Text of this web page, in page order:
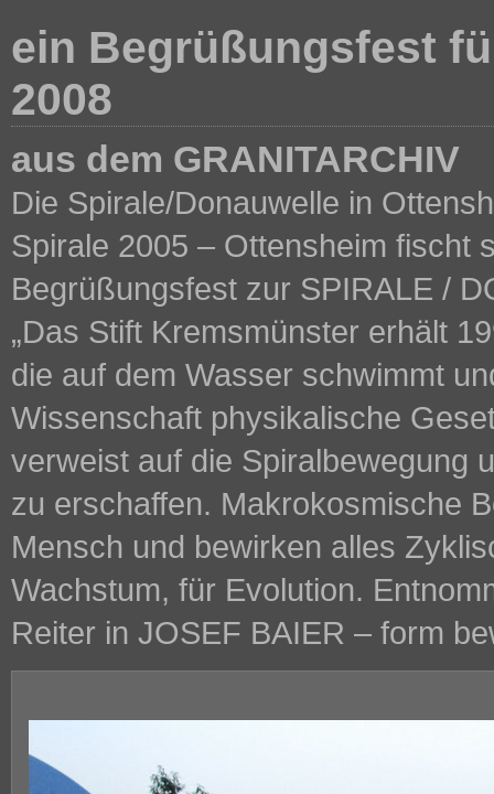
ein Begrüßungsfest
2008
aus dem GRANITARCHIV
Die Spirale/Donauwelle in
Spirale 2005 – Ottensheim fischt
Begrüßungsfest zur SPIRALE /
„Das Stift Kremsmünster erhält
die auf dem Wasser schwimmt
Wissenschaft physikalische
verweist auf die Spiralbewegung
zu erschaffen. Makrokosmische
Mensch und bewirken alles
Wachstum, für Evolution.
Reiter in JOSEF BAIER – form